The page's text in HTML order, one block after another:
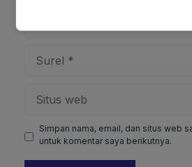
web
Simpan nama, email, dan situs web
untuk komentar saya berikutnya.